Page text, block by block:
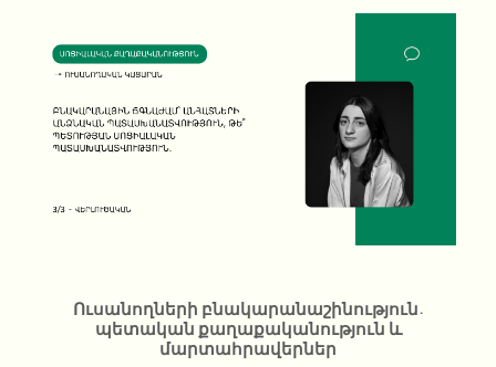
Ուսանողների բնակարանաշինություն.
պետական քաղաքականություն և
մարտահրավերներ